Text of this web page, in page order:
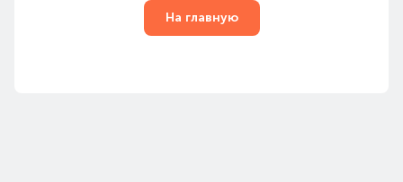
На главную